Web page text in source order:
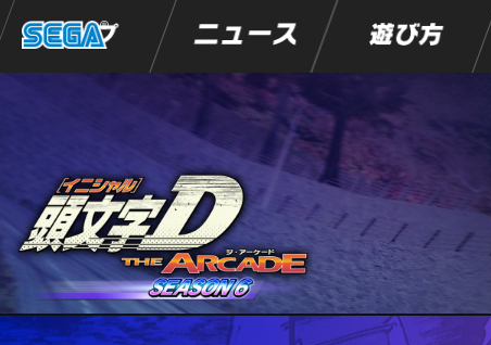
トップ ニュース 遊び方